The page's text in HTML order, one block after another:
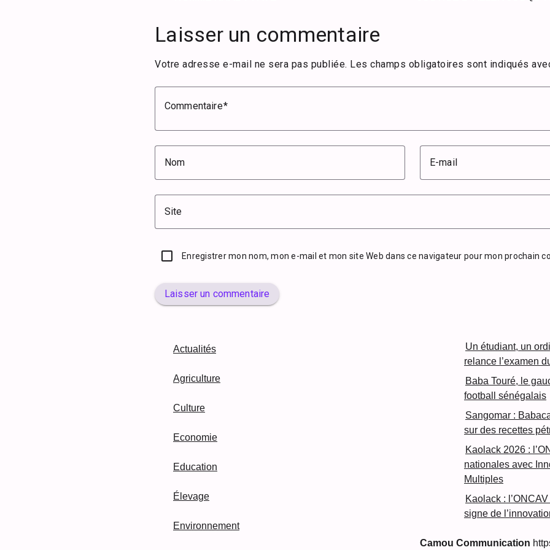
Laisser un commentaire
Votre adresse e-mail ne sera pas publiée. Les champs obligatoires sont indiqués
Commentaire
Nom E-mail
Site
Enregistrer mon nom, mon e-mail et mon site Web dans ce navigateur pour mon prochain
Laisser un commentaire
Actualités
Agriculture
Culture
Economie
Education
Élevage
Environnement
Un étudiant, un
relance l’examen
Baba Touré, le
football sénégalais
Sangomar :
sur des recettes
Kaolack 2026 :
nationales avec
Multiples
Kaolack :
signe de
Camou Communication